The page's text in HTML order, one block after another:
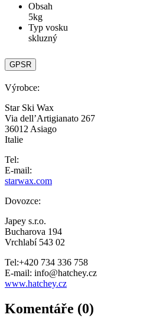
Obsah
5kg
Typ vosku
skluzný
GPSR
Výrobce:
Star Ski Wax
Via dell’Artigianato 267
36012 Asiago
Italie
Tel:
E-mail:
starwax.com
Dovozce:
Japey s.r.o.
Bucharova 194
Vrchlabí 543 02
Tel:+420 734 336 758
E-mail: info@hatchey.cz
www.hatchey.cz
Komentáře (0)